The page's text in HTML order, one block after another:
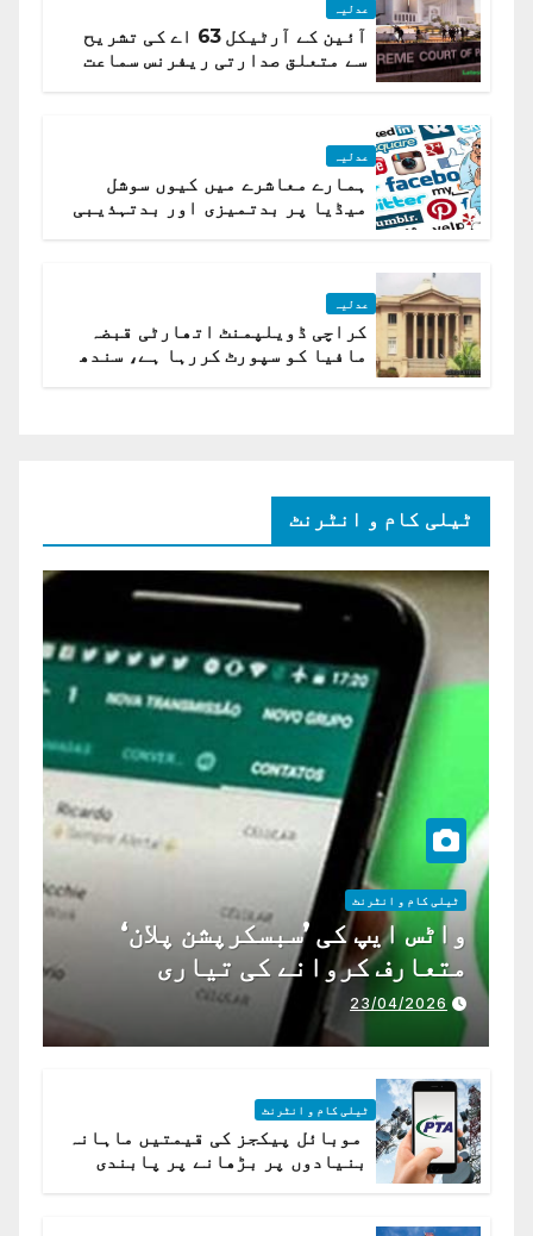
عدلیہ
آئین کے آرٹیکل 63 اے کی تشریح
سے متعلق صدارتی ریفرنس سماعت
عدلیہ
ہمارے معاشرے میں کیوں سوشل
میڈیا پر بدتمیزی اور بدتہذیبی
عدلیہ
کراچی ڈویلپمنٹ اتھارٹی قبضہ
مافیا کو سپورٹ کررہا ہے، سندھ
ٹیلی کام و انٹرنٹ
ٹیلی کام و انٹرنٹ
واٹس ایپ کی ’سبسکرپشن پلان‘
متعارف کروانے کی تیاری
23/04/2026
ٹیلی کام و انٹرنٹ
موبائل پیکجز کی قیمتیں ماہانہ
بنیادوں پر بڑھانے پر پابندی